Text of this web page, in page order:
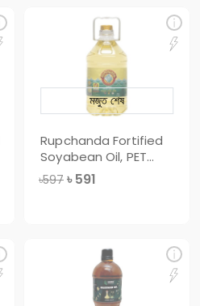
Rupchanda Fortified
Soyabean Oil, PET
Bottle, 3 Li
৳597 ৳ 591
মজুত শেষ